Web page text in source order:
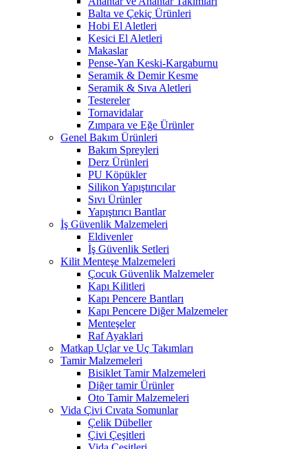
Balta ve Çekiç Ürünleri
Hobi El Aletleri
Kesici El Aletleri
Makaslar
Pense-Yan Keski-Kargaburnu
Seramik & Demir Kesme
Seramik & Sıva Aletleri
Testereler
Tornavidalar
Zımpara ve Eğe Ürünler
Genel Bakım Ürünleri
Bakım Spreyleri
Derz Ürünleri
PU Köpükler
Silikon Yapıştırıcılar
Sıvı Ürünler
Yapıştırıcı Bantlar
İş Güvenlik Malzemeleri
Eldivenler
İş Güvenlik Setleri
Kilit Menteşe Malzemeleri
Çocuk Güvenlik Malzemeler
Kapı Kilitleri
Kapı Pencere Bantları
Kapı Pencere Diğer Malzemeler
Menteşeler
Raf Ayaklari
Matkap Uçlar ve Uç Takımları
Tamir Malzemeleri
Bisiklet Tamir Malzemeleri
Diğer tamir Ürünler
Oto Tamir Malzemeleri
Vida Çivi Cıvata Somunlar
Çelik Dübeller
Çivi Çeşitleri